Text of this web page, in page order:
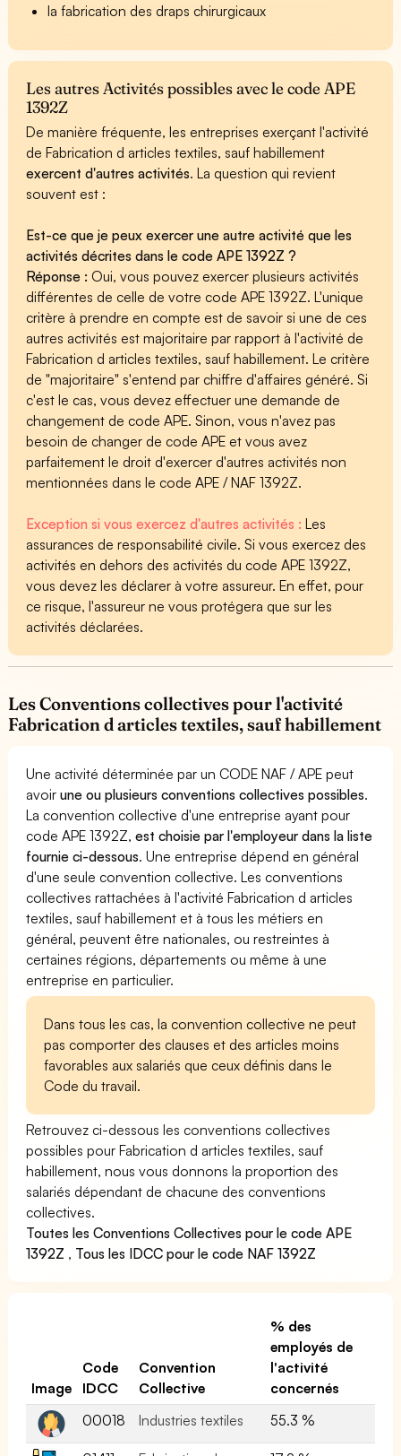
la fabrication des draps chirurgicaux
Les autres Activités possibles avec le code APE
1392Z
De manière fréquente, les entreprises exerçant l'activité
de Fabrication d articles textiles, sauf habillement
exercent d'autres activités. La question qui revient
souvent est :
Est-ce que je peux exercer une autre activité que les
activités décrites dans le code APE 1392Z ?
Réponse :Oui, vous pouvez exercer plusieurs activités
différentes de celle de votre code APE 1392Z. L'unique
critère à prendre en compte est de savoir si une de ces
autres activités est majoritaire par rapport à l'activité de
Fabrication d articles textiles, sauf habillement. Le critère
de "majoritaire" s'entend par chiffre d'affaires généré. Si
c'est le cas, vous devez effectuer une demande de
changement de code APE. Sinon, vous n'avez pas
besoin de changer de code APE et vous avez
parfaitement le droit d'exercer d'autres activités non
mentionnées dans le code APE / NAF 1392Z.
Exception si vous exercez d'autres activités :Les
assurances de responsabilité civile. Si vous exercez des
activités en dehors des activités du code APE 1392Z,
vous devez les déclarer à votre assureur. En effet, pour
ce risque, l'assureur ne vous protégera que sur les
activités déclarées.
Les Conventions collectives pour l'activité
Fabrication d articles textiles, sauf habillement
Une activité déterminée par un CODE NAF / APE peut
avoirune ou plusieurs conventions collectives possibles.
La convention collective d'une entreprise ayant pour
code APE 1392Z,est choisie par l'employeur dans la liste
fournie ci-dessous. Une entreprise dépend en général
d'une seule convention collective. Les conventions
collectives rattachées à l'activité Fabrication d articles
textiles, sauf habillement et à tous les métiers en
général, peuvent être nationales, ou restreintes à
certaines régions, départements ou même à une
entreprise en particulier.
Dans tous les cas, la convention collective ne peut
pas comporter des clauses et des articles moins
favorables aux salariés que ceux définis dans le
Code du travail.
Retrouvez ci-dessous les conventions collectives
possibles pour Fabrication d articles textiles, sauf
habillement, nous vous donnons la proportion des
salariés dépendant de chacune des conventions
collectives.
Toutes les Conventions Collectives pour le code APE
1392Z , Tous les IDCC pour le code NAF 1392Z
Image
Code
IDCC
Convention
Collective
% des
employés de
l'activité
concernés
00018
Industries textiles 55.3 %